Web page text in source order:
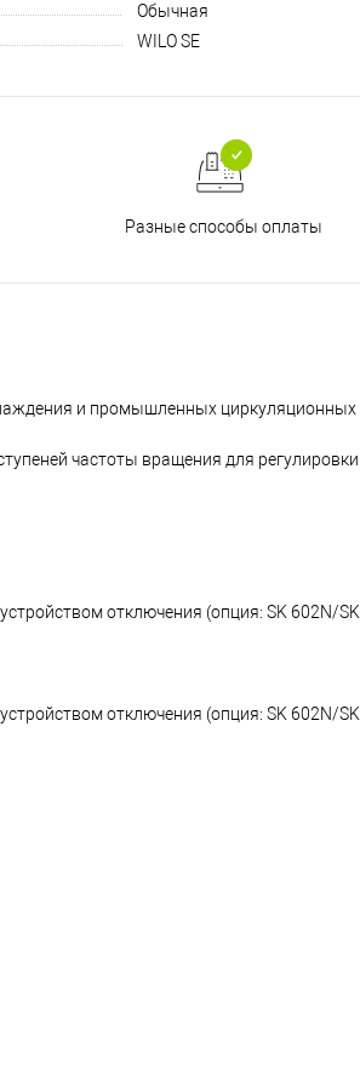
Обычная
WILO SE
Разные способы оплаты
и промышленных циркуляционных
частоты вращения для регулировки
отключения (опция: SK 602N/SK
отключения (опция: SK 602N/SK